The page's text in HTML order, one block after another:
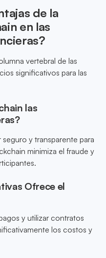
de la
en las
vertebral de las
significativos para las
las
y transparente para
minimiza el fraude y
Ofrece el
y utilizar contratos
los costos y